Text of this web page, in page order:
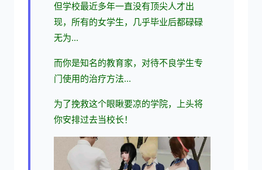
但学校最近多年一直没有顶尖人才出
现，所有的女学生，几乎毕业后都碌碌
无为...
而你是知名的教育家，对待不良学生专
门使用的治疗方法...
为了挽救这个眼瞅要凉的学院，上头将
你安排过去当校长！